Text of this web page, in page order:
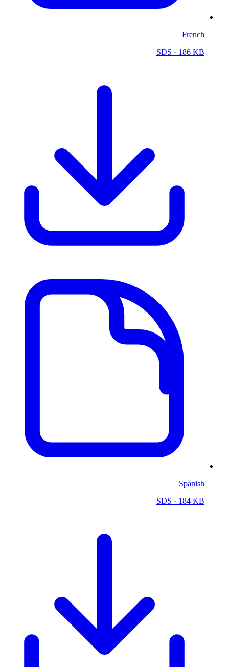
French
SDS · 186 KB
Spanish
SDS · 184 KB